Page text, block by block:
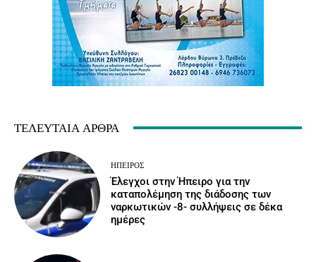
ΤΕΛΕΥΤΑΊΑ ΆΡΘΡΑ
ΉΠΕΙΡΟΣ
Έλεγχοι στην Ήπειρο για την
καταπολέμηση της διάδοσης των
ναρκωτικών -8- συλλήψεις σε δέκα
ημέρες